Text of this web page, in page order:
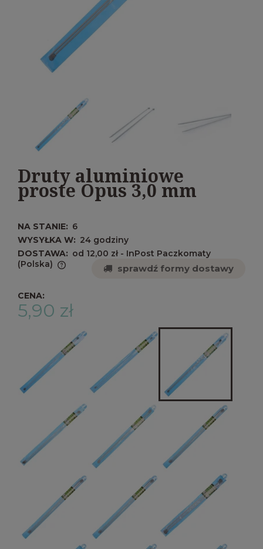
Druty aluminiowe
proste Opus 3,0 mm
NA STANIE: 6
WYSYŁKA W: 24 godziny
DOSTAWA: od 12,00 zł - InPost Paczkomaty
(Polska)
Cena nie zawiera ewentualnych kosztów
sprawdź formy dostawy
CENA:
5,90 zł